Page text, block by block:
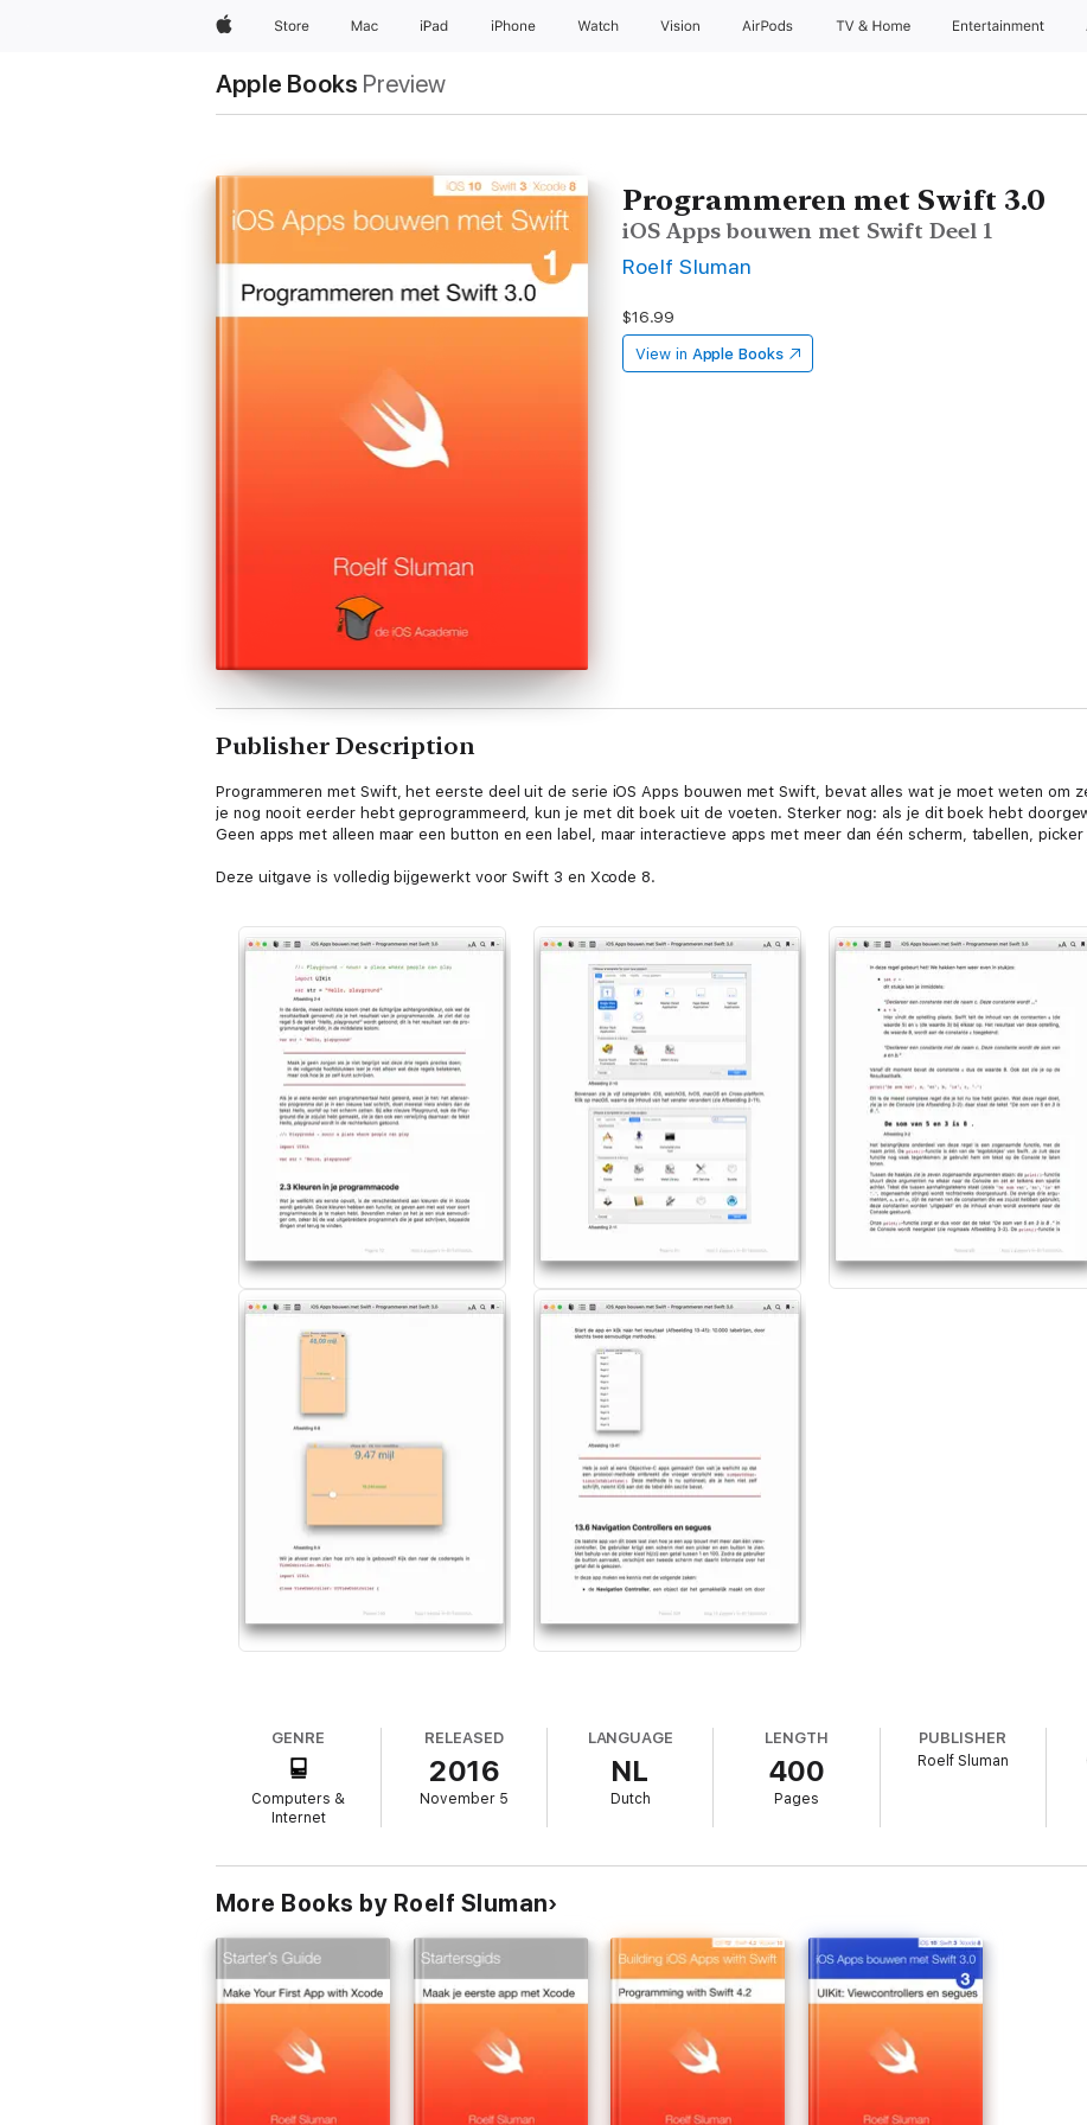
AppleStore Mac iPad iPhone Watch Vision AirPods TV & Home Entertainment
Apple Books Preview
Programmeren met Swift 3.0
iOS Apps bouwen met Swift Deel 1
Roelf Sluman
$16.99
View in Apple Books
Publisher Description
Programmeren met Swift, het eerste deel uit de serie iOS Apps bouwen met Swift, bevat alles wat je moet weten om
je nog nooit eerder hebt geprogrammeerd, kun je met dit boek uit de voeten. Sterker nog: als je dit boek hebt
Geen apps met alleen maar een button en een label, maar interactieve apps met meer dan één scherm, tabellen,
Deze uitgave is volledig bijgewerkt voor Swift 3 en Xcode 8.
GENRE
Computers &
Internet
RELEASED
2016
November 5
LANGUAGE
NL
Dutch
LENGTH
400
Pages
PUBLISHER
Roelf Sluman
More Books by Roelf Sluman